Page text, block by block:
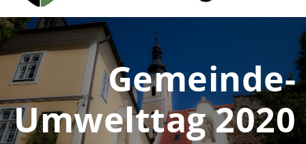
Gemeinde-
Umwelttag 2020